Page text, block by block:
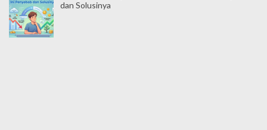
dan Solusinya